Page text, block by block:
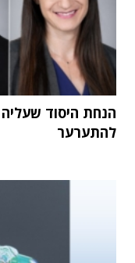
הנחת היסוד
להתערער